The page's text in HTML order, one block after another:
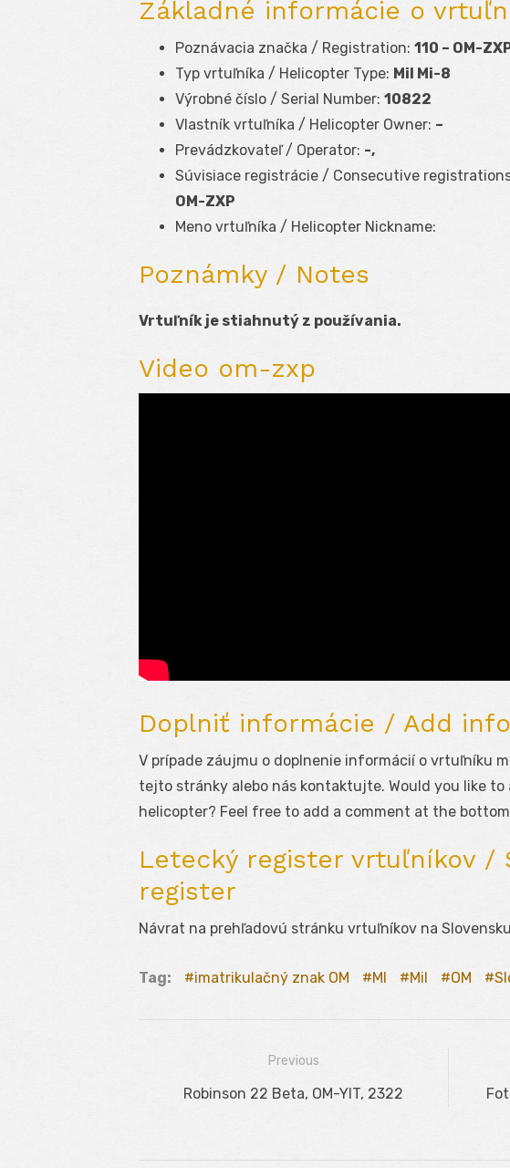
Základné informácie o
Poznávacia značka / Registration: 110 – OM-
Typ vrtuľníka / Helicopter Type: Mil Mi-8
Výrobné číslo / Serial Number: 10822
Vlastník vrtuľníka / Helicopter Owner: –
Prevádzkovateľ / Operator: -,
Súvisiace registrácie / Consecutive
OM-ZXP
Meno vrtuľníka / Helicopter Nickname:
Poznámky / Notes
Vrtuľník je stiahnutý z používania.
Video om-zxp
Doplniť informácie / Add
V prípade záujmu o doplnenie informácií o vrtuľníku
tejto stránky alebo nás kontaktujte. Would you like
helicopter? Feel free to add a comment at the
Letecký register vrtuľníkov /
register
Návrat na prehľadovú stránku vrtuľníkov na
Tag: imatrikulačný znak OM MI Mil OM
Navigácia
Previous
Previous
Robinson 22 Beta, OM-YIT, 2322